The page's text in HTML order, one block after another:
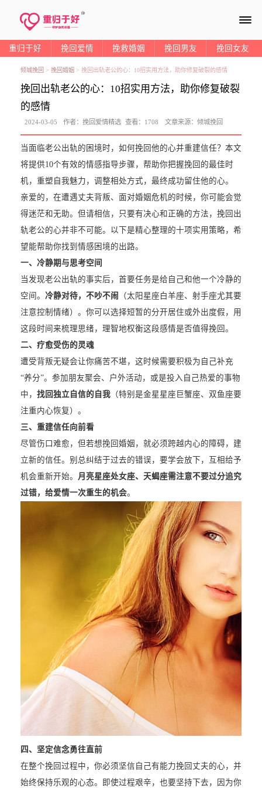
≡
重归于好 挽回爱情 挽救婚姻 挽回男友 挽回女友
倾城挽回 > 挽回婚姻 > 挽回出轨老公的心：10招实用方法，助你修复破裂的感情
挽回出轨老公的心：10招实用方法，助你修复破裂
的感情
2024-03-05 作者：挽回爱情精选 查看： 1708 文章来源： 倾城挽回
当面临老公出轨的困境时，如何挽回他的心并重建信任？本文
将提供10个有效的情感指导步骤，帮助你把握挽回的最佳时
机，重塑自我魅力，调整相处方式，最终成功留住他的心。
亲爱的，在遭遇丈夫背叛、面对婚姻危机的时候，你可能会觉
得迷茫和无助。但请相信，只要有决心和正确的方法，挽回出
轨老公的心并非不可能。以下是精心整理的十项实用策略，希
望能帮助你找到情感困境的出路。
一、冷静期与思考空间
当发现老公出轨的事实后，首要任务是给自己和他一个冷静的
空间。 冷静对待，不吵不闹
（太阳星座白羊座、射手座尤其要
注意控制情绪）。你可以选择短暂的分开居住或外出度假，用
这段时间来梳理思绪，理智地权衡这段感情是否值得挽回。
二、疗愈受伤的灵魂
遭受背叛无疑会让你痛苦不堪，这时候需要积极为自己补充
“养分”。参加朋友聚会、户外活动，或是投入自己热爱的事物
中， 找回独立自信的自我（特别是金星星座巨蟹座、双鱼座要
注重内心恢复）。
三、重建信任向前看
尽管伤口难愈，但若想挽回婚姻，就必须跨越内心的障碍，建
立新的信任。别总纠结于过去的错误，要学会放下，互相给予
机会重新开始。 月亮星座处女座、天蝎座需注意不要过分追究
过错，给爱情一次重生的机会。
四、坚定信念勇往直前
在整个挽回过程中，你必须坚信自己有能力挽回丈夫的心，并
始终保持乐观的心态。即使过程艰辛，也要坚持下去，因为你